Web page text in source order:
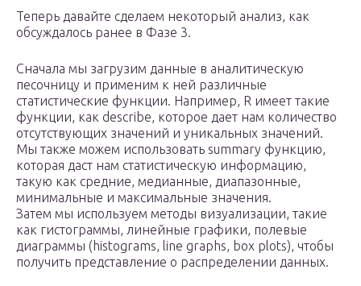
Теперь давайте сделаем некоторый анализ, как
обсуждалось ранее в Фазе 3.
Сначала мы загрузим данные в аналитическую
песочницу и применим к ней различные
статистические функции. Например, R имеет такие
функции, как describe, которое дает нам количество
отсутствующих значений и уникальных значений.
Мы также можем использовать summary функцию,
которая даст нам статистическую информацию,
такую как средние, медианные, диапазонные,
минимальные и максимальные значения.
Затем мы используем методы визуализации, такие
как гистограммы, линейные графики, полевые
диаграммы (histograms, line graphs, box plots), чтобы
получить представление о распределении данных.